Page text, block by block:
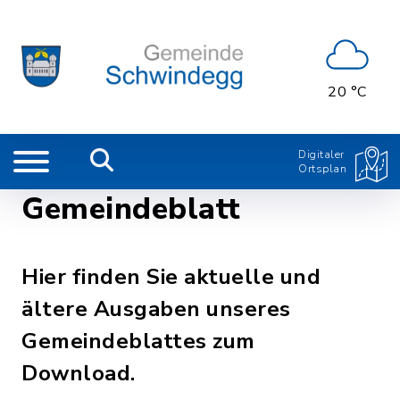
20 °C
Digitaler
Ortsplan
Gemeindeblatt
Hier finden Sie aktuelle und
ältere Ausgaben unseres
Gemeindeblattes zum
Download.